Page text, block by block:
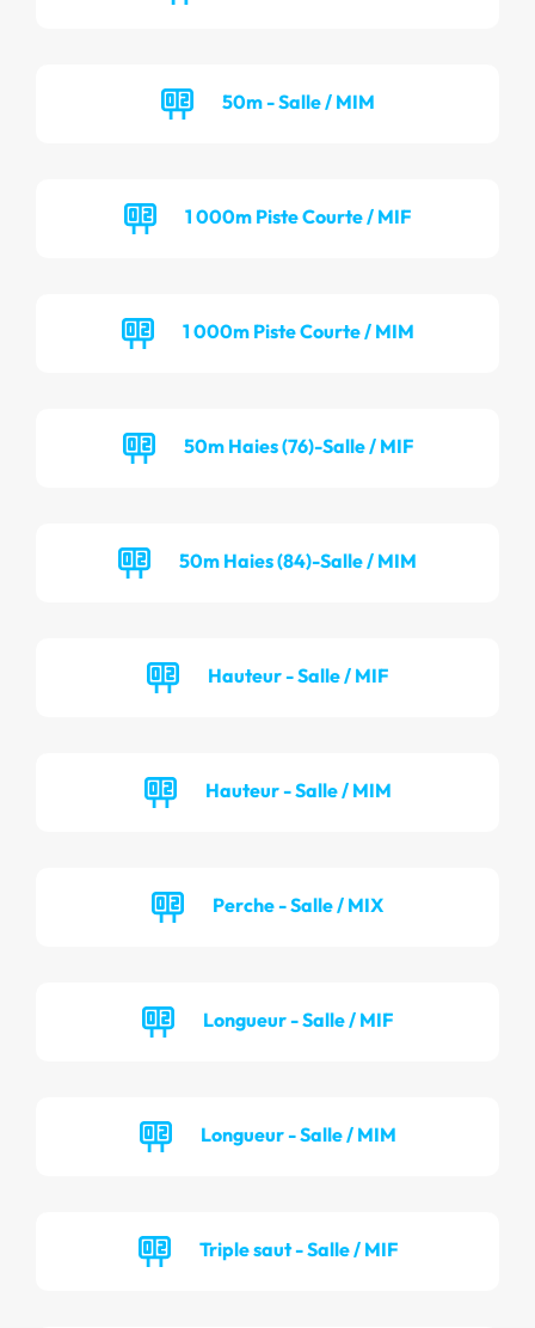
50m - Salle / MIM
1 000m Piste Courte / MIF
1 000m Piste Courte / MIM
50m Haies (76)-Salle / MIF
50m Haies (84)-Salle / MIM
Hauteur - Salle / MIF
Hauteur - Salle / MIM
Perche - Salle / MIX
Longueur - Salle / MIF
Longueur - Salle / MIM
Triple saut - Salle / MIF